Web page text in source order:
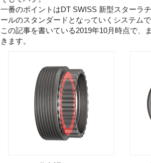
一番のポイントはDT SWISS 新型スターラ
ールのスタンダードとなっていくシステムで
この記事を書いている2019年10月時点で、
きます。